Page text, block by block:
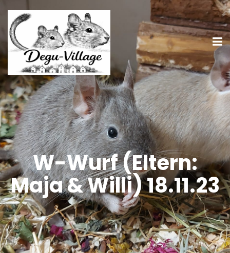
W-Wurf (Eltern:
Maja & Willi) 18.11.23